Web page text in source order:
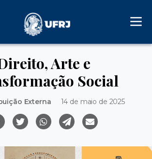
Arte e
Social
Externa 14 de maio de 2025